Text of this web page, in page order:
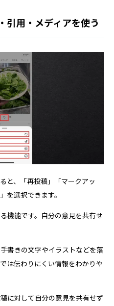
引用・メディアを使う
と、「再投稿」「マークアッ
を選択できます。
機能です。自分の意見を共有せ
書きの文字やイラストなどを落
は伝わりにくい情報をわかりや
に対して自分の意見を共有せず